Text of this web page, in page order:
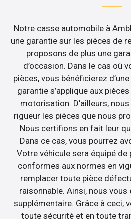
Notre casse automobile à
une garantie sur les pièces de
proposons de plus une
d’occasion. Dans le cas où
pièces, vous bénéficierez
garantie s’applique aux
motorisation. D’ailleurs,
rigueur les pièces que nous
Nous certifions en fait leur
Dans ce cas, vous pourrez
Votre véhicule sera équipé de
conformes aux normes en
remplacer toute pièce
raisonnable. Ainsi, nous
supplémentaire. Grâce à ceci,
toute sécurité et en toute